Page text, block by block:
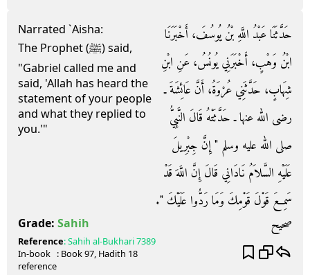
Narrated `Aisha:
The Prophet (ﷺ) said,
"Gabriel called me and
said, 'Allah has heard the
statement of your people
and what they replied to
you.'"
حَدَّثَنَا عَبْدُ اللَّهِ بْنُ يُوسُفَ، أَخْبَرَنَا
ابْنُ وَهْبٍ، أَخْبَرَنِي يُونُسُ، عَنِ ابْنِ
شِهَابٍ، حَدَّثَنِي عُرْوَةُ، أَنَّ عَائِشَةَ ـ
رضى الله عنها ـ حَدَّثَتْهُ قَالَ النَّبِيُّ
صلى الله عليه وسلم ‏"‏ إِنَّ جِبْرِيلَ
عَلَيْهِ السَّلاَمُ نَادَانِي قَالَ إِنَّ اللَّهَ قَدْ
سَمِعَ قَوْلَ قَوْمِكَ وَمَا رَدُّوا عَلَيْكَ ‏"‏‏.‏
Grade: Sahih صحيح
Reference:Sahih al-Bukhari7389
In-book
reference
: Book97, Hadith 18